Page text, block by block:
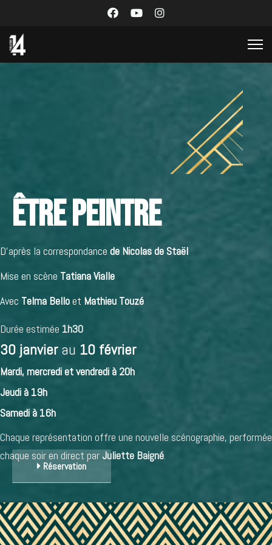
Être peintre
D’après la correspondance de Nicolas de Staël
Mise en scène Tatiana Vialle
Avec Telma Belloet Mathieu Touzé
Durée estimée 1h30
30 janvierau 10 février
Mardi, mercredi et vendredi à 20h
Jeudi à 19h
Samedi à 16h
Chaque représentation offre une nouvelle scénographie, performée
chaque soir en direct par Juliette Baigné
Réservation